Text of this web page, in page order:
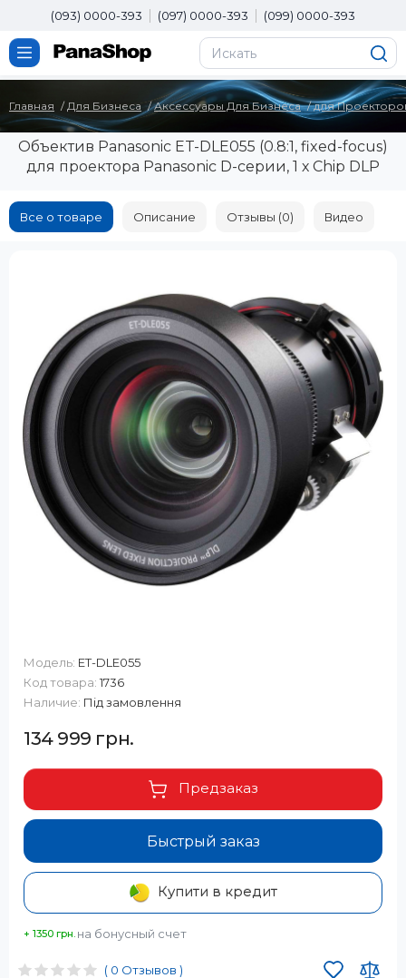
(093) 0000-393 (097) 0000-393 (099) 0000-393
Главная Для Бизнеса Аксессуары Для Бизнеса для
Объектив Panasonic ET-DLE055 (0.8:1, fixed-focus)
для проектора Panasonic D-серии, 1 х Chip DLP
Все о товаре Описание Отзывы (0) Видео
( 0 Отзывов )
Модель: ET-DLE055
Код товара: 1736
Наличие: Під замовлення
134 999 грн.
Быстрый заказ
Предзаказ
Купити в кредит
+ 1350 грн. на бонусный счет